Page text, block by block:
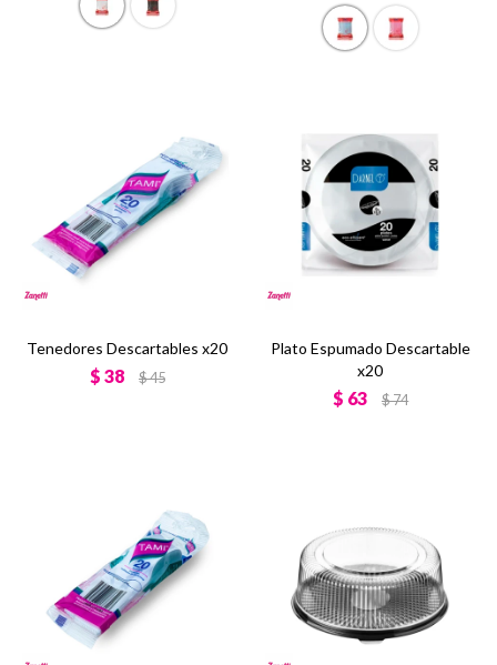
Tenedores Descartables x20
$ 38 $45
Plato Espumado Descartable
x20
$ 63 $74